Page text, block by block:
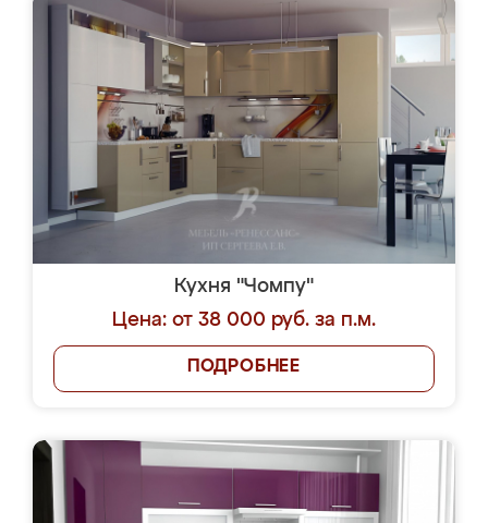
Кухня "Чомпу"
Цена: от 38 000 руб. за п.м.
ПОДРОБНЕЕ